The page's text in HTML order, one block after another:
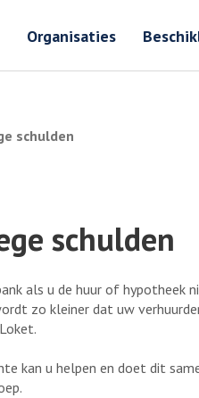
Organisaties
schulden
schulden
als u de huur of hypotheek
zo kleiner dat uw
kan u helpen en doet dit